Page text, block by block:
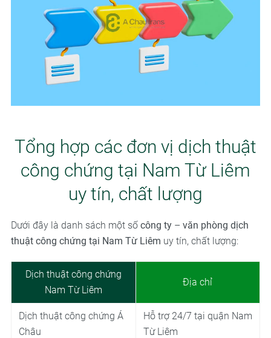
Tổng hợp các đơn vị dịch thuật
công chứng tại Nam Từ Liêm
uy tín, chất lượng
Dưới đây là danh sách một số công ty– văn phòng dịch
thuật công chứng tại Nam Từ Liêm uy tín, chất lượng:
Dịch thuật công chứng
Nam Từ Liêm
Địa chỉ
Dịch thuật công chứng Á
Châu
Hỗ trợ 24/7 tại quận Nam
Từ Liêm